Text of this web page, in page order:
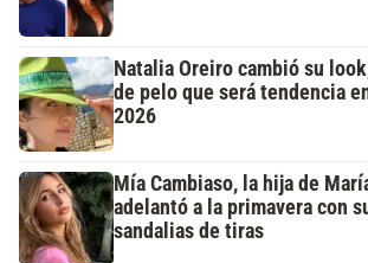
Natalia Oreiro cambió su
de pelo que será tendencia
2026
Mía Cambiaso, la hija de
adelantó a la primavera con
sandalias de tiras